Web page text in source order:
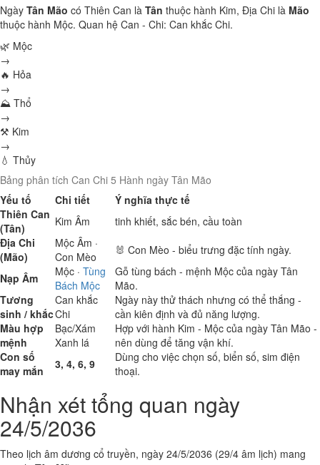
Ngày Tân Mão có Thiên Can là Tân thuộc hành Kim, Địa Chi là Mão
thuộc hành Mộc. Quan hệ Can - Chi: Can khắc Chi.
🌿 Mộc
→
🔥 Hỏa
→
⛰ Thổ
→
⚒ Kim
→
💧 Thủy
Bảng phân tích Can Chi 5 Hành ngày Tân Mão
Yếu tố
Chi tiết
Ý nghĩa thực tế
Thiên Can
(Tân)
Kim Âm
tinh khiết, sắc bén, cầu toàn
Địa Chi
(Mão)
Mộc Âm ·
Con Mèo
🐰 Con Mèo - biểu trưng đặc tính ngày.
Nạp Âm
Mộc · Tùng
Bách Mộc
Gỗ tùng bách - mệnh Mộc của ngày Tân
Mão.
Tương
sinh / khắc
Can khắc
Chi
Ngày này thử thách nhưng có thể thắng -
cần kiên định và đủ năng lượng.
Màu hợp
mệnh
Bạc/Xám
Xanh lá
Hợp với hành Kim - Mộc của ngày Tân Mão -
nên dùng để tăng vận khí.
Con số
may mắn
3, 4, 6, 9
Dùng cho việc chọn số, biển số, sim điện
thoại.
Nhận xét tổng quan ngày
24/5/2036
Theo lịch âm dương cổ truyền, ngày 24/5/2036 (29/4 âm lịch) mang